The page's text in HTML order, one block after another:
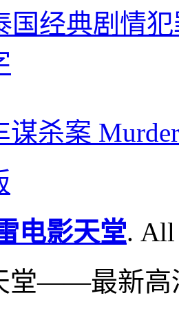
国经典剧情
杀案
电影天堂. All
堂——最新高